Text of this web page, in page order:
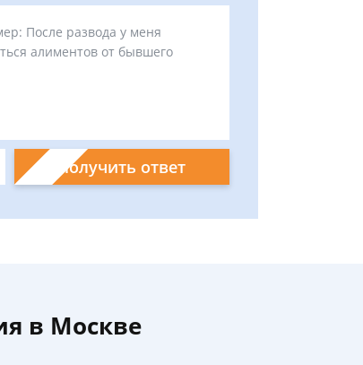
Получить ответ
в Москве